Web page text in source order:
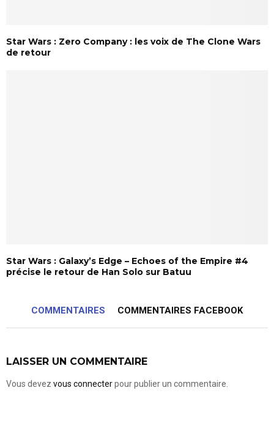
Star Wars : Zero Company : les voix de The Clone Wars
de retour
Star Wars : Galaxy’s Edge – Echoes of the Empire #4
précise le retour de Han Solo sur Batuu
COMMENTAIRES COMMENTAIRES FACEBOOK
LAISSER UN COMMENTAIRE
Vous devez vous connecterpour publier un commentaire.